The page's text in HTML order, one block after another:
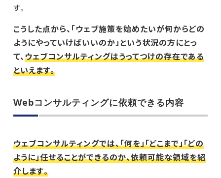
す。
こうした点から、「ウェブ施策を始めたいが何からどの
ようにやっていけばいいのか」という状況の方にとっ
て、ウェブコンサルティングはうってつけの存在である
といえます。
Webコンサルティングに依頼できる内容
ウェブコンサルティングでは、「何を」「どこまで」「どの
ように」任せることができるのか、依頼可能な領域を紹
介します。